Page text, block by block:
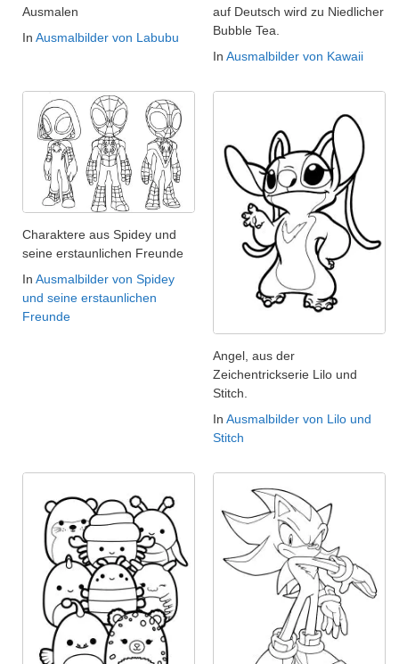
Ausmalen
In Ausmalbilder von Labubu
auf Deutsch wird zu Niedlicher
Bubble Tea.
In Ausmalbilder von Kawaii
Charaktere aus Spidey und
seine erstaunlichen Freunde
In Ausmalbilder von Spidey
und seine erstaunlichen
Freunde
Angel, aus der
Zeichentrickserie Lilo und
Stitch.
In Ausmalbilder von Lilo und
Stitch